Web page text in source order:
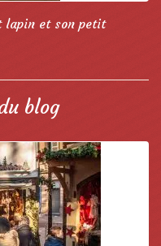
lapin et son petit
blog